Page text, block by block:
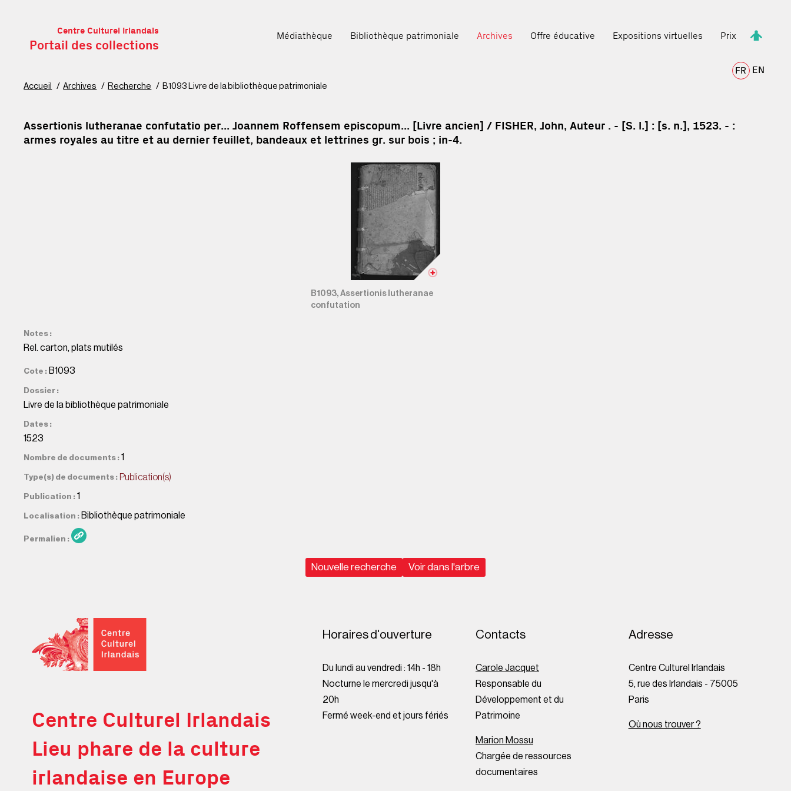
Centre Culturel Irlandais
Portail des collections
FR EN
Médiathèque Bibliothèque patrimoniale Archives Offre éducative Expositions virtuelles Prix
Accueil Archives Recherche B1093 Livre de la bibliothèque patrimoniale
Assertionis lutheranae confutatio per... Joannem Roffensem episcopum... [Livre ancien] / FISHER, John, Auteur . - [S. l.] : [s. n.], 1523. - :
armes royales au titre et au dernier feuillet, bandeaux et lettrines gr. sur bois ; in-4.
B1093, Assertionis lutheranae
confutation
Notes
Rel. carton, plats mutilés
Cote B1093
Dossier
Livre de la bibliothèque patrimoniale
Dates
1523
Nombre de documents 1
Type(s) de documents Publication(s)
Publication 1
Localisation Bibliothèque patrimoniale
Permalien
Nouvelle recherche Voir dans l'arbre
Centre Culturel Irlandais
Lieu phare de la culture
irlandaise en Europe
Horaires d'ouverture
Du lundi au vendredi : 14h - 18h
Nocturne le mercredi jusqu'à
20h
Fermé week-end et jours fériés
Contacts
Carole Jacquet
Responsable du
Développement et du
Patrimoine
Marion Mossu
Chargée de ressources
documentaires
Adresse
Centre Culturel Irlandais
5, rue des Irlandais - 75005
Paris
Où nous trouver ?